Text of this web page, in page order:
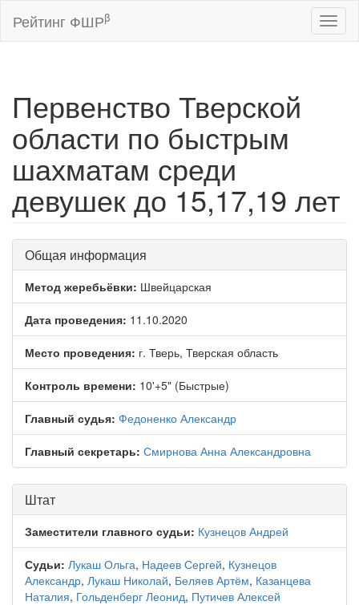
Рейтинг ФШРβ
Первенство Тверской
области по быстрым
шахматам среди
девушек до 15,17,19 лет
Общая информация
Метод жеребьёвки: Швейцарская
Дата проведения: 11.10.2020
Место проведения: г. Тверь, Тверская область
Контроль времени: 10'+5" (Быстрые)
Главный судья: Федоненко Александр
Главный секретарь: Смирнова Анна Александровна
Штат
Заместители главного судьи: Кузнецов Андрей
Судьи: Лукаш Ольга, Надеев Сергей, Кузнецов
Александр, Лукаш Николай, Беляев Артём, Казанцева
Наталия, Гольденберг Леонид, Путичев Алексей